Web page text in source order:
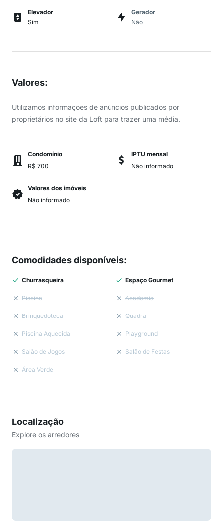
Elevador
Sim
Gerador
Não
Valores:
Utilizamos informações de anúncios publicados por
proprietários no site da Loft para trazer uma média.
Condomínio
R$ 700
IPTU mensal
Não informado
Valores dos imóveis
Não informado
Comodidades disponíveis:
Churrasqueira Espaço Gourmet
Piscina Academia
Brinquedoteca Quadra
Piscina Aquecida Playground
Salão de Jogos Salão de Festas
Área Verde
Localização
Explore os arredores